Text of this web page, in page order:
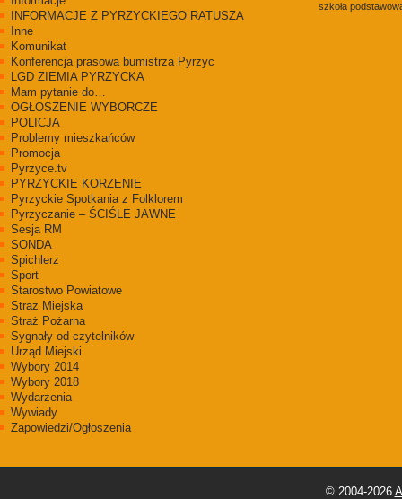
INFORMACJE Z PYRZYCKIEGO RATUSZA
Inne
Komunikat
Konferencja prasowa bumistrza Pyrzyc
LGD ZIEMIA PYRZYCKA
Mam pytanie do…
OGŁOSZENIE WYBORCZE
POLICJA
Problemy mieszkańców
Promocja
Pyrzyce.tv
PYRZYCKIE KORZENIE
Pyrzyckie Spotkania z Folklorem
Pyrzyczanie – ŚCIŚLE JAWNE
Sesja RM
SONDA
Spichlerz
Sport
Starostwo Powiatowe
Straż Miejska
Straż Pożarna
Sygnały od czytelników
Urząd Miejski
Wybory 2014
Wybory 2018
Wydarzenia
Wywiady
Zapowiedzi/Ogłoszenia
szkoła
© 2004-2026